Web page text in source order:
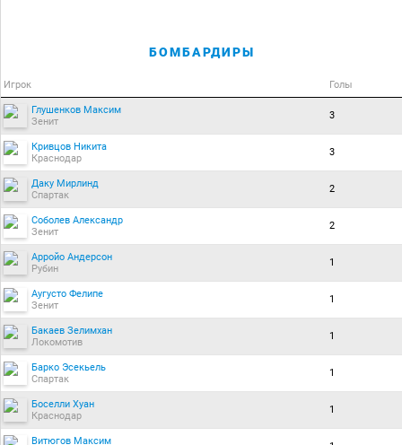
БОМБАРДИРЫ
Игрок Голы
Глушенков Максим
Зенит
3
Кривцов Никита
Краснодар
3
Даку Мирлинд
Спартак
2
Соболев Александр
Зенит
2
Арройо Андерсон
Рубин
1
Аугусто Фелипе
Зенит
1
Бакаев Зелимхан
Локомотив
1
Барко Эсекьель
Спартак
1
Боселли Хуан
Краснодар
1
Витюгов Максим